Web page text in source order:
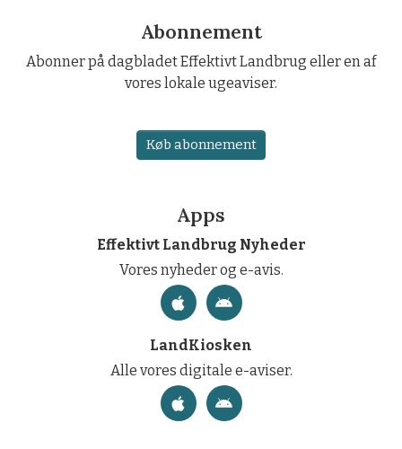
Abonnement
Abonner på dagbladet Effektivt Landbrug eller en af
vores lokale ugeaviser.
Køb abonnement
Apps
Effektivt Landbrug Nyheder
Vores nyheder og e-avis.
LandKiosken
Alle vores digitale e-aviser.